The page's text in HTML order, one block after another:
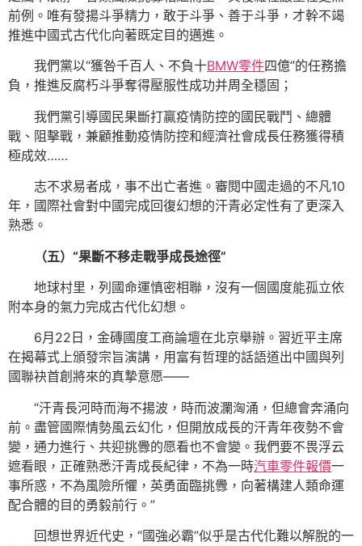
前例。唯有發揚斗爭精力，敢于斗爭、善于斗爭，才幹不竭
推進中國式古代化向著既定目的邁進。
我們黨以“獲咎千百人、不負十BMW零件四億”的任務擔
負，推進反腐朽斗爭奪得壓服性成功并周全穩固；
我們黨引導國民果斷打贏疫情防控的國民戰鬥、總體
戰、阻擊戰，兼顧推動疫情防控和經濟社會成長任務獲得積
極成效……
志不求易者成，事不出亡者進。審閱中國走過的不凡10
年，國際社會對中國完成回復幻想的汗青必定性有了更深入
熟悉。
（五）“果斷不移走戰爭成長途徑”
地球村里，列國命運慎密相聯，沒有一個國度能孤立依
附本身的氣力完成古代化幻想。
6月22日，金磚國度工商論壇在北京舉辦。習近平主席
在揭幕式上頒發宗旨演講，用富有哲理的話語道出中國與列
國聯袂首創將來的真摯意愿——
“汗青長河時而海不揚波，時而波瀾洶涌，但總會奔涌向
前。盡管國際情勢風云幻化，但開放成長的汗青年夜勢不會
變，通力進行、共迎挑釁的愿看也不會變。我們要不畏浮云
遮看眼，正確熟悉汗青成長紀律，不為一時汽車零件報價一
事所惑，不為風險所懼，英勇面臨挑釁，向著構建人類命運
配合體的目的勇毅前行。”
回想世界近代史，“國強必霸”似乎是古代化難以解脫的一